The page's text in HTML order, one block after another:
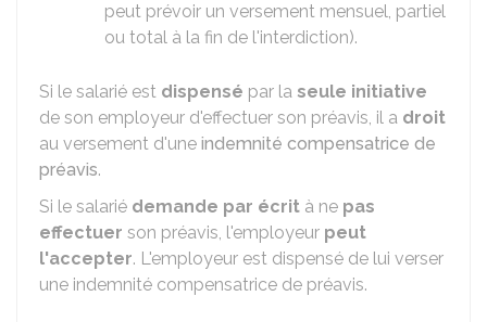
peut prévoir un versement mensuel, partiel
ou total à la fin de l'interdiction).
Si le salarié est dispensé par la seule initiative
de son employeur d'effectuer son préavis, il a droit
au versement d'une indemnité compensatrice de
préavis.
Si le salarié demande par écrit à ne pas
effectuer son préavis, l'employeur peut
l'accepter. L'employeur est dispensé de lui verser
une indemnité compensatrice de préavis.